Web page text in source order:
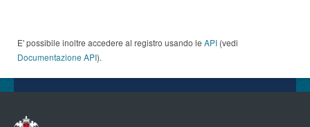
E' possibile inoltre accedere al registro usando le API (vedi
Documentazione API).